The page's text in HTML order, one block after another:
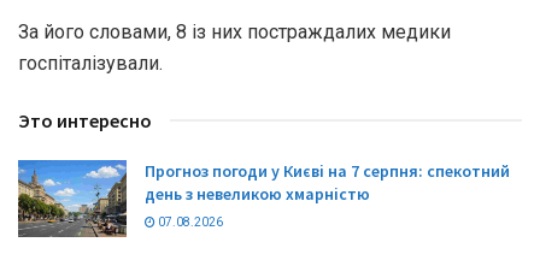
За його словами, 8 із них постраждалих медики
госпіталізували.
Это интересно
Прогноз погоди у Києві на 7 серпня: спекотний
день з невеликою хмарністю
07.08.2026